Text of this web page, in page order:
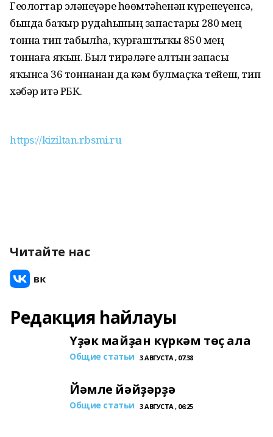
Геологтар эҙләнеүҙәре һөҙөмтәһенән күренеүенсә,
бында баҡыр рудаһының запастары 280 мең
тонна тип табылһа, ҡурғаштыҡы 850 мең
тоннаға яҡын. Был тирәләге алтын запасы
яҡынса 36 тоннанан да кәм булмаҫҡа тейеш, тип
хәбәр итә РБК.
https://kiziltan.rbsmi.ru
Читайте нас
Редакция һайлауы
Үҙәк майҙан күркәм төҫ ала
Общие статьи 3 АВГУСТА , 07:38
Йәмле йәйҙәрҙә
Общие статьи 3 АВГУСТА , 06:25